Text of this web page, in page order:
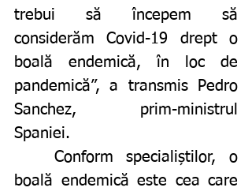
trebui să începem să
considerăm Covid-19 drept o
boală endemică, în loc de
pandemică”, a transmis Pedro
Sanchez, prim-ministrul
Spaniei.
boală endemică este cea care